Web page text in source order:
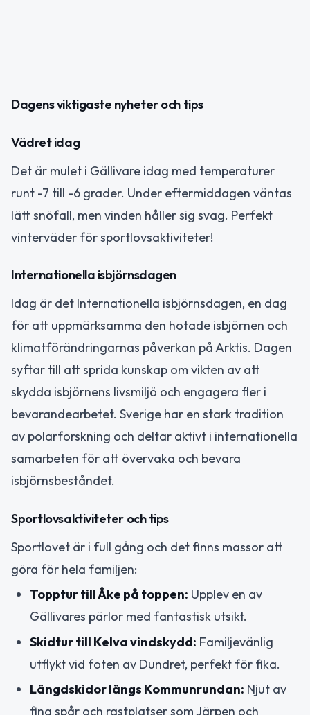
Dagens viktigaste nyheter och tips
Vädret idag
Det är mulet i Gällivare idag med temperaturer
runt -7 till -6 grader. Under eftermiddagen väntas
lätt snöfall, men vinden håller sig svag. Perfekt
vinterväder för sportlovsaktiviteter!
Internationella isbjörnsdagen
Idag är det Internationella isbjörnsdagen, en dag
för att uppmärksamma den hotade isbjörnen och
klimatförändringarnas påverkan på Arktis. Dagen
syftar till att sprida kunskap om vikten av att
skydda isbjörnens livsmiljö och engagera fler i
bevarandearbetet. Sverige har en stark tradition
av polarforskning och deltar aktivt i internationella
samarbeten för att övervaka och bevara
isbjörnsbeståndet.
Sportlovsaktiviteter och tips
Sportlovet är i full gång och det finns massor att
göra för hela familjen:
Topptur till Åke på toppen: Upplev en av
Gällivares pärlor med fantastisk utsikt.
Skidtur till Kelva vindskydd: Familjevänlig
utflykt vid foten av Dundret, perfekt för fika.
Längdskidor längs Kommunrundan: Njut av
fina spår och rastplatser som Järpen och